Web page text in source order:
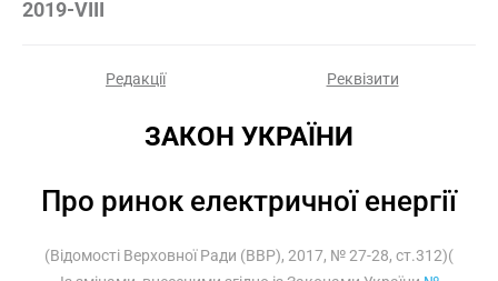
2019-VIII
Редакції Реквізити
ЗАКОН УКРАЇНИ
Про ринок електричної енергії
(Відомості Верховної Ради (ВВР), 2017, № 27-28, ст.312)(